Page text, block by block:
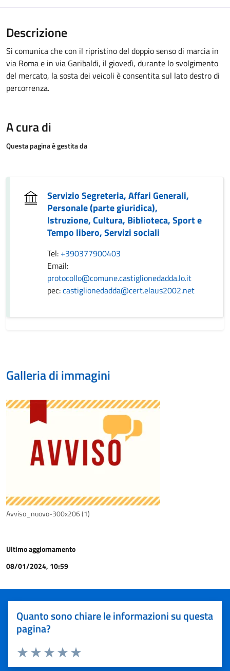
Descrizione
Si comunica che con il ripristino del doppio senso di marcia in
via Roma e in via Garibaldi, il giovedì, durante lo svolgimento
del mercato, la sosta dei veicoli è consentita sul lato destro di
percorrenza.
A cura di
Questa pagina è gestita da
Servizio Segreteria, Affari Generali,
Personale (parte giuridica),
Istruzione, Cultura, Biblioteca, Sport e
Tempo libero, Servizi sociali
Tel: +390377900403
Email:
protocollo@comune.castiglionedadda.lo.it
pec:castiglionedadda@cert.elaus2002.net
Galleria di immagini
Avviso_nuovo-300x206 (1)
Ultimo aggiornamento
08/01/2024, 10:59
Quanto sono chiare le informazioni su questa
pagina?
Valuta 5 stelle su 5
Valuta 4 stelle su 5
Valuta 3 stelle su 5
Valuta 2 stelle su 5
Valuta 1 stelle su 5